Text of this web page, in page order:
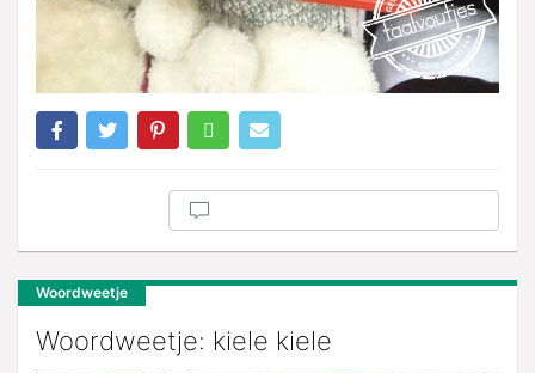
Woordweetje
Woordweetje: kiele kiele